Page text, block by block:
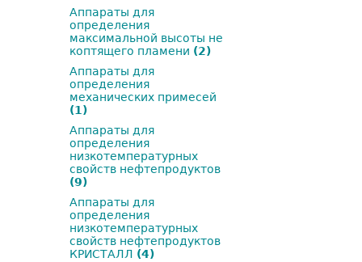
Аппараты для
определения
максимальной высоты не
коптящего пламени (2)
Аппараты для
определения
механических примесей
(1)
Аппараты для
определения
низкотемпературных
свойств нефтепродуктов
(9)
Аппараты для
определения
низкотемпературных
свойств нефтепродуктов
КРИСТАЛЛ (4)